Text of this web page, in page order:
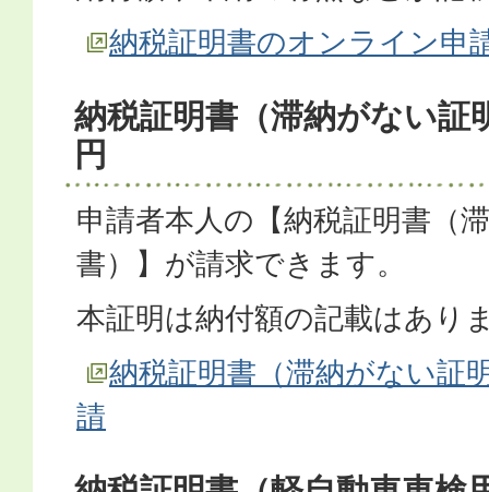
納税証明書のオンライン申
納税証明書（滞納がない証
円
申請者本人の【納税証明書（
書）】が請求できます。
本証明は納付額の記載はあり
納税証明書（滞納がない証
請